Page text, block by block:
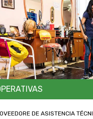
DE ASISTENCIA